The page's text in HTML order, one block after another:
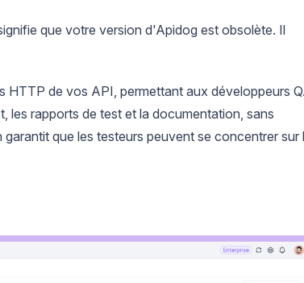
que votre version d'Apidog est obsolète. Il
HTTP de vos API, permettant aux développeurs
les rapports de test et la documentation, sans
que les testeurs peuvent se concentrer sur